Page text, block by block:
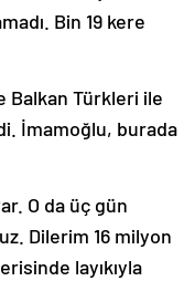
Bin 19 kere
Balkan Türkleri ile
İmamoğlu, burada
O da üç gün
Dilerim 16 milyon
layıkıyla